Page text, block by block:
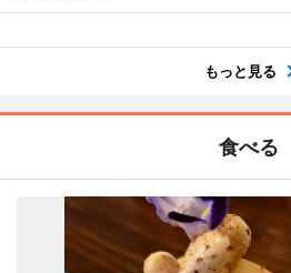
もっと見る
食べる